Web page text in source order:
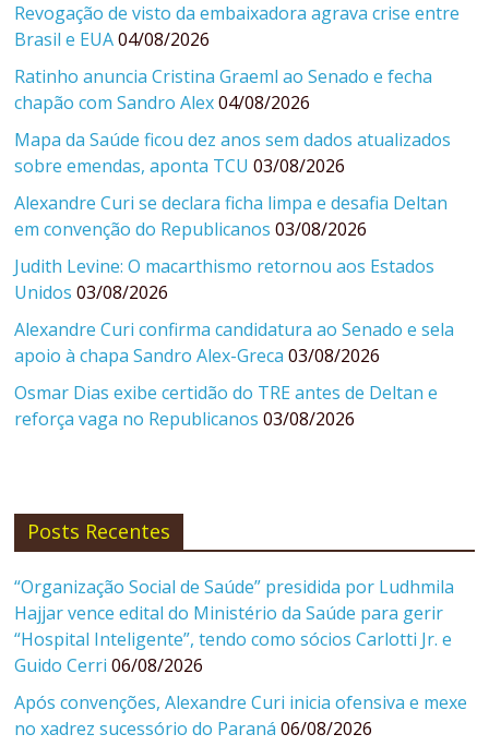
Revogação de visto da embaixadora agrava crise entre
Brasil e EUA 04/08/2026
Ratinho anuncia Cristina Graeml ao Senado e fecha
chapão com Sandro Alex 04/08/2026
Mapa da Saúde ficou dez anos sem dados atualizados
sobre emendas, aponta TCU 03/08/2026
Alexandre Curi se declara ficha limpa e desafia Deltan
em convenção do Republicanos 03/08/2026
Judith Levine: O macarthismo retornou aos Estados
Unidos 03/08/2026
Alexandre Curi confirma candidatura ao Senado e sela
apoio à chapa Sandro Alex-Greca 03/08/2026
Osmar Dias exibe certidão do TRE antes de Deltan e
reforça vaga no Republicanos 03/08/2026
Posts Recentes
“Organização Social de Saúde” presidida por Ludhmila
Hajjar vence edital do Ministério da Saúde para gerir
“Hospital Inteligente”, tendo como sócios Carlotti Jr. e
Guido Cerri 06/08/2026
Após convenções, Alexandre Curi inicia ofensiva e mexe
no xadrez sucessório do Paraná 06/08/2026